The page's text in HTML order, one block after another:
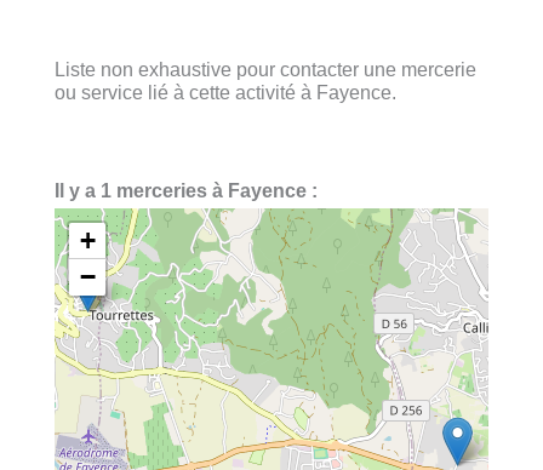
Liste non exhaustive pour contacter une mercerie
ou service lié à cette activité à Fayence.
Il y a 1 merceries à Fayence :
+
−